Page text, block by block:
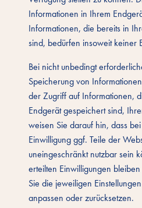
Informationen in Ihrem
Informationen, die bereits in
sind, bedürfen insoweit keiner
Bei nicht unbedingt
Speicherung von
der Zugriff auf Informationen,
Endgerät gespeichert sind,
weisen Sie darauf hin, dass
Einwilligung ggf. Teile der
uneingeschränkt nutzbar sein
erteilten Einwilligungen
Sie die jeweiligen
anpassen oder zurücksetzen.